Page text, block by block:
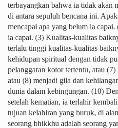
terbayangkan bahwa ia tidak akan
di antara sepuluh bencana ini.
mencapai apa yang belum ia
ia capai. (3) Kualitas-kualitas
terlalu tinggi kualitas-kualitas
kehidupan spiritual dengan tidak
pelanggaran kotor tertentu, atau
atau (8) menjadi gila dan
dunia dalam kebingungan. (10)
setelah kematian, ia terlahir
tujuan kelahiran yang buruk, di
seorang bhikkhu adalah seorang